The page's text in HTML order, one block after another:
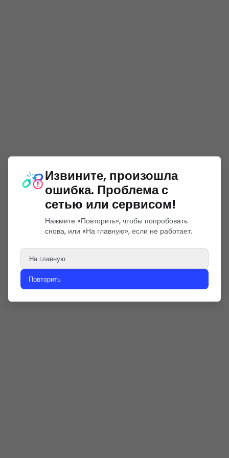
Извините, произошла
ошибка. Проблема с
сетью или сервисом!
Нажмите «Повторить», чтобы попробовать
снова, или «На главную», если не работает.
На главную
Повторить